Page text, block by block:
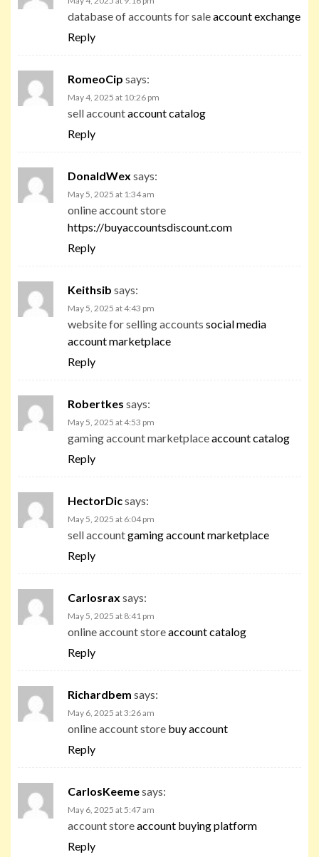
database of accounts for saleaccount exchange
Reply
RomeoCip says:
May 4, 2025 at 10:26 pm
sell accountaccount catalog
Reply
DonaldWex says:
May 5, 2025 at 1:34 am
online account store
https://buyaccountsdiscount.com
Reply
Keithsib says:
May 5, 2025 at 4:43 pm
website for selling accounts social media
account marketplace
Reply
Robertkes says:
May 5, 2025 at 4:53 pm
gaming account marketplaceaccount catalog
Reply
HectorDicsays:
May 5, 2025 at 6:04 pm
sell accountgaming account marketplace
Reply
Carlosrax says:
May 5, 2025 at 8:41 pm
online account storeaccount catalog
Reply
Richardbem says:
May 6, 2025 at 3:26 am
online account store buy account
Reply
CarlosKeemesays:
May 6, 2025 at 5:47 am
account storeaccount buying platform
Reply